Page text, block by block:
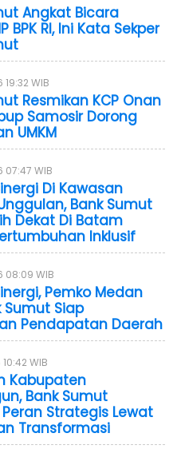
Angkat Bicara
BPK RI, Ini Kata Sekper
WIB
Resmikan KCP Onan
Samosir Dorong
UMKM
07:47 WIB
Di Kawasan
Bank Sumut
Dekat Di Batam
Inklusif
08:09 WIB
Pemko Medan
Sumut Siap
Pendapatan Daerah
WIB
Kabupaten
Bank Sumut
Strategis Lewat
Transformasi